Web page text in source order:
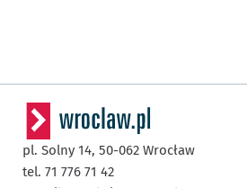
pl. Solny 14, 50-062 Wrocław
tel. 71 776 71 42